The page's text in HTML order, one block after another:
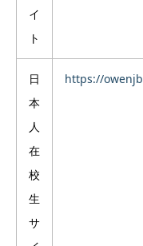
イ
ト
日
本
人
在
校
生
サ
https://